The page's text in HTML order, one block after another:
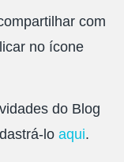
com
no ícone
do Blog
lo aqui.